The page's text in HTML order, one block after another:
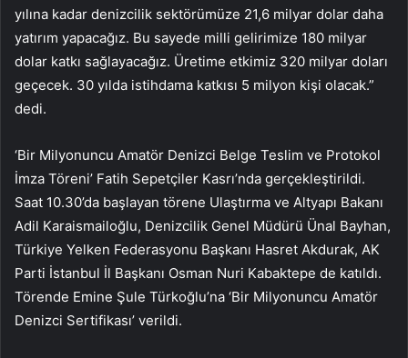
yılına kadar denizcilik sektörümüze 21,6 milyar dolar daha
yatırım yapacağız. Bu sayede milli gelirimize 180 milyar
dolar katkı sağlayacağız. Üretime etkimiz 320 milyar doları
geçecek. 30 yılda istihdama katkısı 5 milyon kişi olacak.”
dedi.
‘Bir Milyonuncu Amatör Denizci Belge Teslim ve Protokol
İmza Töreni’ Fatih Sepetçiler Kasrı’nda gerçekleştirildi.
Saat 10.30’da başlayan törene Ulaştırma ve Altyapı Bakanı
Adil Karaismailoğlu, Denizcilik Genel Müdürü Ünal Bayhan,
Türkiye Yelken Federasyonu Başkanı Hasret Akdurak, AK
Parti İstanbul İl Başkanı Osman Nuri Kabaktepe de katıldı.
Törende Emine Şule Türkoğlu’na ‘Bir Milyonuncu Amatör
Denizci Sertifikası’ verildi.